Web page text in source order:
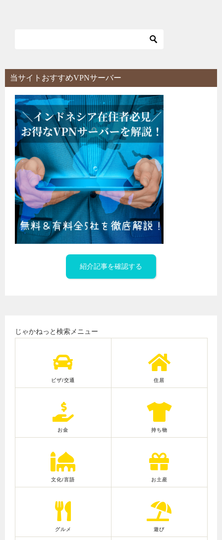
当サイトおすすめVPNサーバー
紹介記事を確認する
じゃかねっと検索メニュー
ビザ/交通 住居
お金 持ち物
文化/言語 お土産
グルメ 遊び